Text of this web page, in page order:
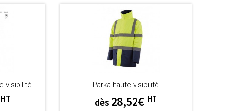
visibilité
HT
Parka haute visibilité
dès 28,52€ HT